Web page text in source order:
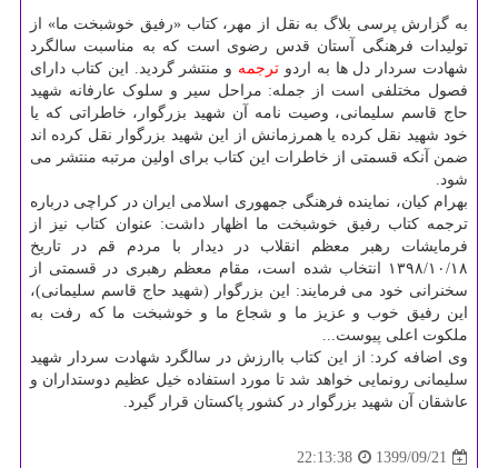
به گزارش پرسی بلاگ به نقل از مهر، کتاب «رفیق خوشبخت ما» از
تولیدات فرهنگی آستان قدس رضوی است که به مناسبت سالگرد
شهادت سردار دل ها به اردو ترجمه و منتشر گردید. این کتاب دارای
فصول مختلفی است از جمله: مراحل سیر و سلوک عارفانه شهید
حاج قاسم سلیمانی، وصیت نامه آن شهید بزرگوار، خاطراتی که یا
خود شهید نقل کرده یا همرزمانش از این شهید بزرگوار نقل کرده اند
ضمن آنکه قسمتی از خاطرات این کتاب برای اولین مرتبه منتشر می
شود.
بهرام کیان، نماینده فرهنگی جمهوری اسلامی ایران در کراچی درباره
ترجمه کتاب رفیق خوشبخت ما اظهار داشت: عنوان کتاب نیز از
فرمایشات رهبر معظم انقلاب در دیدار با مردم قم در تاریخ
۱۸/‏۱۰/‏۱۳۹۸‬ انتخاب شده است، مقام معظم رهبری در قسمتی از
سخنرانی خود می فرمایند: این بزرگوار (شهید حاج قاسم سلیمانی)،
این رفیق خوب و عزیز ما و شجاع ما و خوشبخت ما که رفت به
ملکوت اعلی پیوست...
وی اضافه کرد: از این کتاب باارزش در سالگرد شهادت سردار شهید
سلیمانی رونمایی خواهد شد تا مورد استفاده خیل عظیم دوستداران و
عاشقان آن شهید بزرگوار در کشور پاکستان قرار گیرد.
1399/09/21
22:13:38